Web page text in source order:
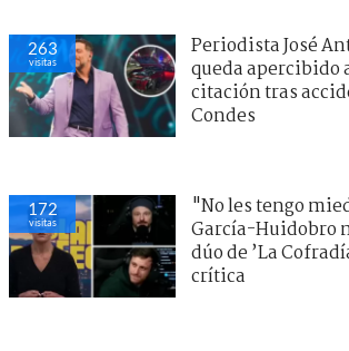
263
visitas
Periodista José
queda apercibido
citación tras
Condes
172
visitas
"No les tengo
García-Huidobro
dúo de ’La
crítica